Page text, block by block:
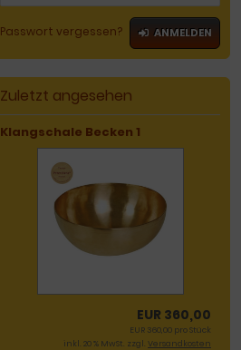
Passwort vergessen? ANMELDEN
Zuletzt angesehen
Klangschale Becken 1
EUR 360,00
EUR 360,00 pro Stück
inkl. 20 % MwSt. zzgl. Versandkosten